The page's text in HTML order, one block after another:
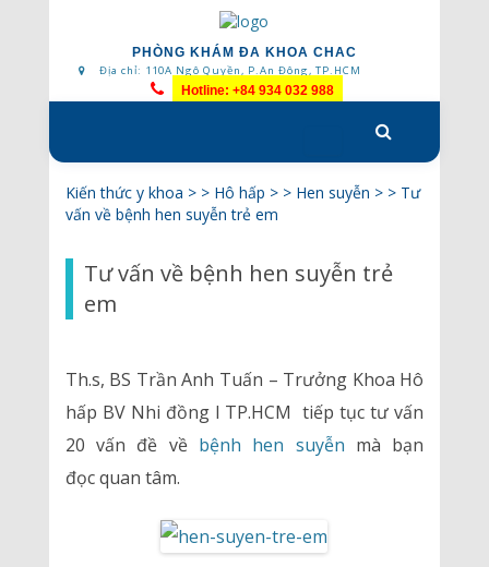
PHÒNG KHÁM ĐA KHOA CHAC
Địa chỉ: 110A Ngô Quyền, P.An Đông, TP.HCM
Hotline: +84 934 032 988
to
content
Kiến thức y khoa > > Hô hấp > > Hen suyễn > > Tư
vấn về bệnh hen suyễn trẻ em
Tư vấn về bệnh hen suyễn trẻ
em
Th.s, BS Trần Anh Tuấn – Trưởng Khoa Hô
hấp BV Nhi đồng I TP.HCM tiếp tục tư vấn
20 vấn đề về bệnh hen suyễn mà bạn
đọc quan tâm.